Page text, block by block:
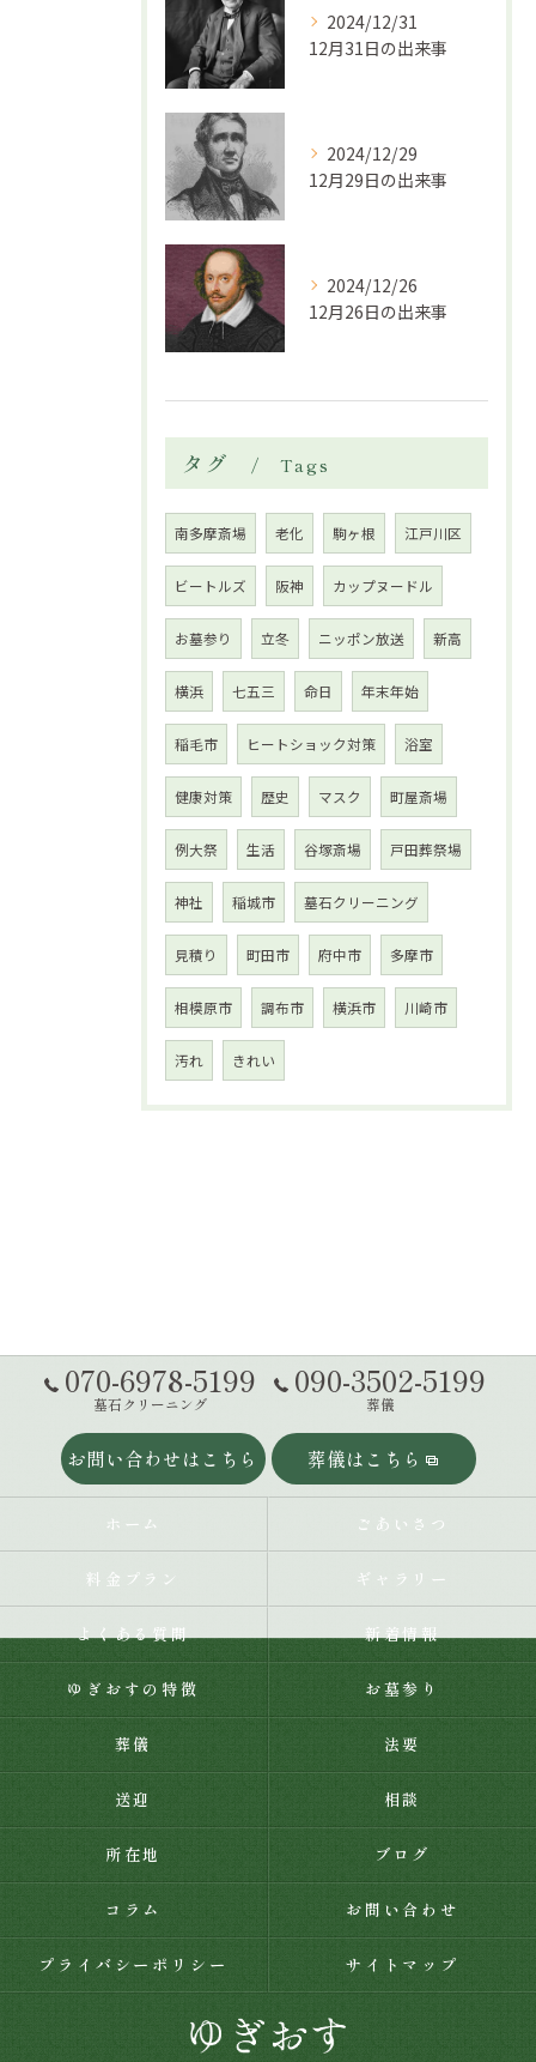
2024/12/31
12月31日の出来事
2024/12/29
12月29日の出来事
2024/12/26
12月26日の出来事
タグ Tags
南多摩斎場 老化 駒ヶ根 江戸川区
ビートルズ 阪神 カップヌードル
お墓参り 立冬 ニッポン放送 新高
横浜 七五三 命日 年末年始
稲毛市 ヒートショック対策 浴室
健康対策 歴史 マスク 町屋斎場
例大祭 生活 谷塚斎場 戸田葬祭場
神社 稲城市 墓石クリーニング
見積り 町田市 府中市 多摩市
相模原市 調布市 横浜市 川崎市
汚れ きれい
070-6978-5199
墓石クリーニング
090-3502-5199
葬儀
お問い合わせはこちら 葬儀はこちら
ホーム ごあいさつ
料金プラン ギャラリー
よくある質問 新着情報
ゆぎおすの特徴 お墓参り
葬儀 法要
送迎 相談
所在地 ブログ
コラム お問い合わせ
プライバシーポリシー サイトマップ